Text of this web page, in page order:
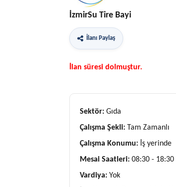
İzmirSu Tire Bayi
İlanı Paylaş
İlan süresi dolmuştur.
Sektör: Gıda
Çalışma Şekli: Tam Zamanlı
Çalışma Konumu: İş yerinde
Mesai Saatleri: 08:30 - 18:30
Vardiya: Yok